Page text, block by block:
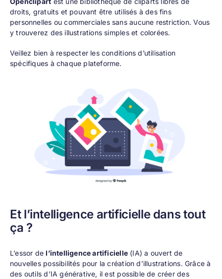
droits, gratuits et pouvant être utilisés à des fins
personnelles ou commerciales sans aucune restriction. Vous
y trouverez des illustrations simples et colorées.
Veillez bien à respecter les conditions d’utilisation
spécifiques à chaque plateforme.
Et l’intelligence artificielle dans tout
ça ?
L’essor del’intelligence artificielle(IA) a ouvert de
nouvelles possibilités pour la création d’illustrations. Grâce à
des outils d’IA générative, il est possible de créer des